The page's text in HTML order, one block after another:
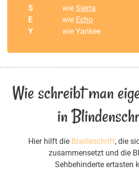
S
wieSierra
E
wie Echo
Y
wie Yankee
Wie schreibt man
in
Hier hilft die Brailleschrift, die
zusammensetzt und die
Sehbehinderte ertasten